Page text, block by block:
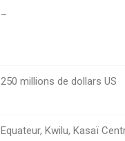
–
250 millions de dollars US
Equateur, Kwilu, Kasaï